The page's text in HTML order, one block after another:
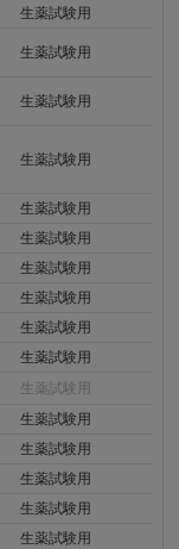
生薬試験用
生薬試験用
生薬試験用
生薬試験用
生薬試験用
生薬試験用
生薬試験用
生薬試験用
生薬試験用
生薬試験用
生薬試験用
生薬試験用
生薬試験用
生薬試験用
生薬試験用
生薬試験用